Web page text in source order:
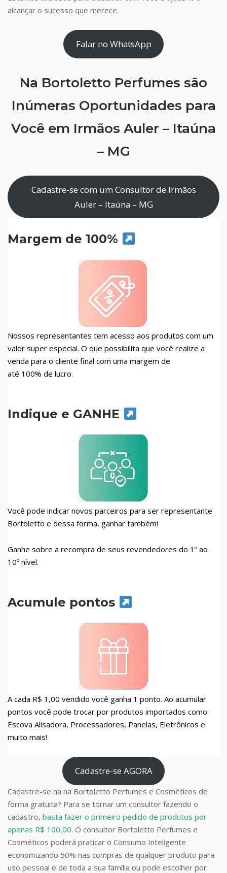
alcançar o sucesso que merece.
Falar no WhatsApp
Na Bortoletto Perfumes são
Inúmeras Oportunidades para
Você em Irmãos Auler – Itaúna
– MG
Cadastre-se com um Consultor de Irmãos
Auler – Itaúna – MG
Margem de 100%
Nossos representantes tem acesso aos produtos com um
valor super especial. O que possibilita que você realize a
venda para o cliente final com uma margem de
até 100% de lucro.
Indique e GANHE
Você pode indicar novos parceiros para ser representante
Bortoletto e dessa forma, ganhar também!
Ganhe sobre a recompra de seus revendedores do 1º ao
10º nível.
Acumule pontos
A cada R$ 1,00 vendido você ganha 1 ponto. Ao acumular
pontos você pode trocar por produtos importados como:
Escova Alisadora, Processadores, Panelas, Eletrônicos e
muito mais!
Cadastre-se AGORA
Cadastre-se na na Bortoletto Perfumes e Cosméticos de
forma gratuita? Para se tornar um consultor fazendo o
cadastro, basta fazer o primeiro pedido de produtos por
apenas R$ 100,00. O consultor Bortoletto Perfumes e
Cosméticos poderá praticar o Consumo Inteligente
economizando 50% nas compras de qualquer produto para
uso pessoal e de toda a sua família ou pode escolher por